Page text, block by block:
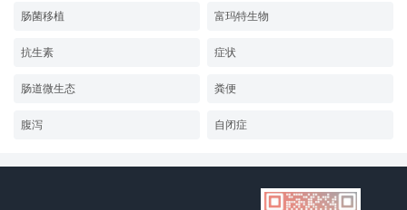
肠菌移植 富玛特生物
抗生素 症状
肠道微生态 粪便
腹泻 自闭症